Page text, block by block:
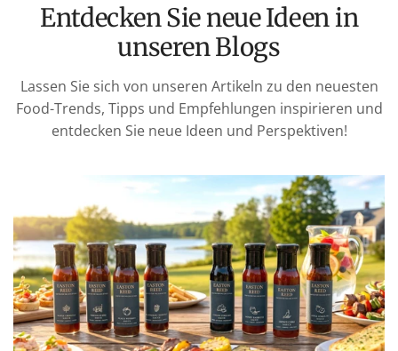
Entdecken Sie neue Ideen in
unseren Blogs
Lassen Sie sich von unseren Artikeln zu den neuesten
Food-Trends, Tipps und Empfehlungen inspirieren und
entdecken Sie neue Ideen und Perspektiven!